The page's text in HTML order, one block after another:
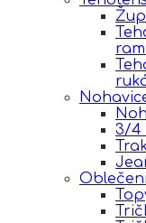
3/4